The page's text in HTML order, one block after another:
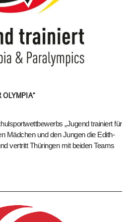
OLYMPIA“
„Jugend trainiert für
Mädchen und den Jungen die Edith-
vertritt Thüringen mit beiden Teams
„Jugend trainiert für
bis 19. September in